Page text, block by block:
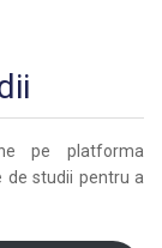
pe platforma
de studii pentru a